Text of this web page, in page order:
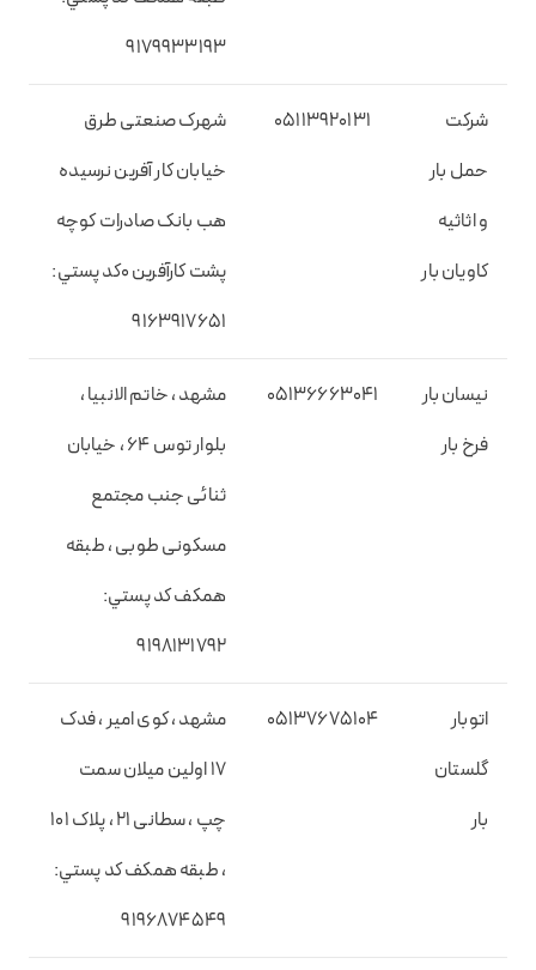
9179933193
شرکت
حمل بار
و اثاثیه
کاویان بار
05113920131
شهرک صنعتی طرق
خیابان کار آفرین نرسیده
هب بانک صادرات کوچه
پشت کارآفرین 0کد پستي:
9163917651
نیسان بار
فرخ بار
05136663041
مشهد ، خاتم الانبیا ،
بلوار توس 64 ، خیابان
ثنائی جنب مجتمع
مسکونی طوبی ، طبقه
همکف کد پستي:
9198131792
اتوبار
گلستان
بار
05137675104
مشهد ، کوی امیر ، فدک
17 اولین میلان سمت
چپ ، سطانی 21 ، پلاک 101
، طبقه همکف کد پستي:
9196874549